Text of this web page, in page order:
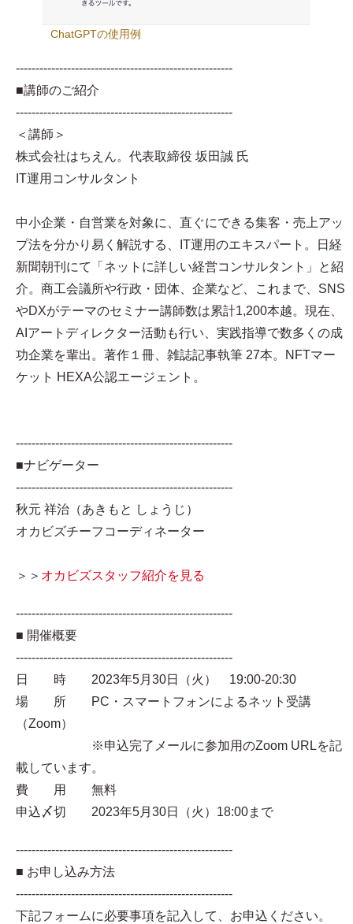
ChatGPTの使用例
-------------------------------------------------------
■講師のご紹介
-------------------------------------------------------
＜講師＞
株式会社はちえん。代表取締役 坂田誠 氏
IT運用コンサルタント
中小企業・自営業を対象に、直ぐにできる集客・売上アッ
プ法を分かり易く解説する、IT運用のエキスパート。日経
新聞朝刊にて「ネットに詳しい経営コンサルタント」と紹
介。商工会議所や行政・団体、企業など、これまで、SNS
やDXがテーマのセミナー講師数は累計1,200本越。現在、
AIアートディレクター活動も行い、実践指導で数多くの成
功企業を輩出。著作１冊、雑誌記事執筆 27本。NFTマー
ケット HEXA公認エージェント。
-------------------------------------------------------
■ナビゲーター
-------------------------------------------------------
秋元 祥治（あきもと しょうじ）
オカビズチーフコーディネーター
＞＞ オカビズスタッフ紹介を見る
-------------------------------------------------------
■ 開催概要
-------------------------------------------------------
日 時 2023年5月30日（火） 19:00-20:30
場 所 PC・スマートフォンによるネット受講
（Zoom）
※申込完了メールに参加用のZoom URLを記
載しています。
費 用 無料
申込〆切 2023年5月30日（火）18:00まで
-------------------------------------------------------
■ お申し込み方法
-------------------------------------------------------
下記フォームに必要事項を記入して、お申込ください。